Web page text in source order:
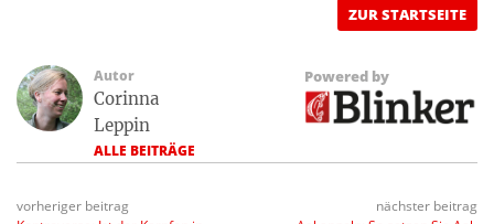
ZUR STARTSEITE
Autor
Corinna
Leppin
ALLE BEITRÄGE
Powered by
vorheriger beitrag
nächster beitrag